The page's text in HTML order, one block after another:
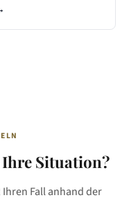
Situation?
Fall anhand der